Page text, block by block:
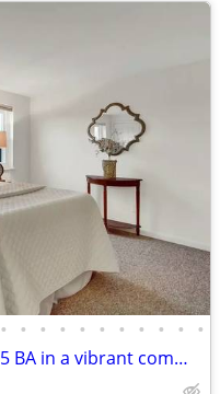
• • • • • • • • • • •
All you need and more: 2 BR, 2.5 BA in a vibrant community.